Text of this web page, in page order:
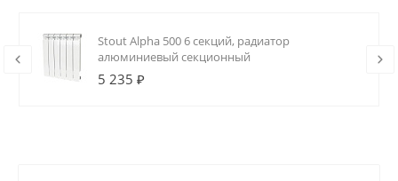
Stout Alpha 500 6 секций, радиатор
алюминиевый секционный
5 235 ₽